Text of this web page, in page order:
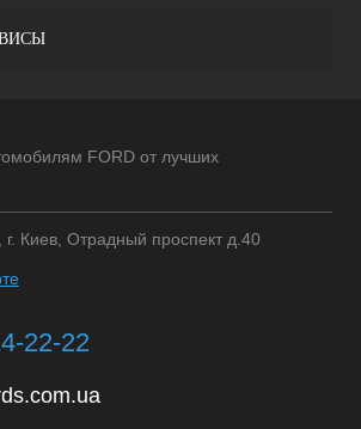
FORD от лучших
Киев, Отрадный проспект д.40
22-22